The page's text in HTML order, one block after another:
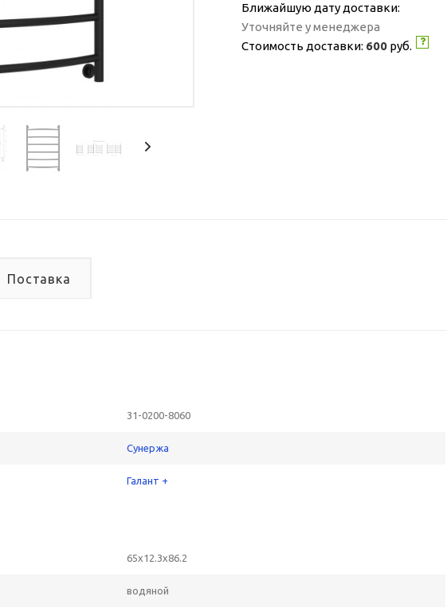
Ближайшую дату доставки:
Уточняйте у менеджера
Стоимость доставки: 600 руб.
Поставка
31-0200-8060
Сунержа
Галант +
65x12.3x86.2
водяной